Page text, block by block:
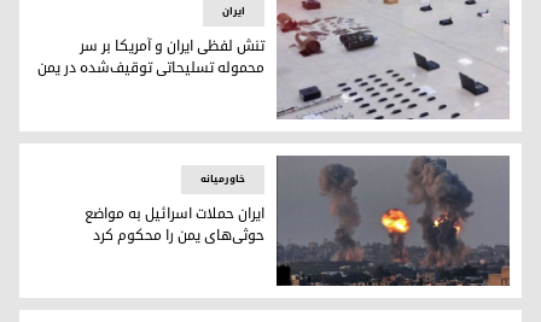
تنش لفظی ایران و آمریکا بر سر محموله تسلیحاتی توقیف‌شده
ایران
تنش لفظی ایران و آمریکا بر سر
محموله تسلیحاتی توقیف‌شده در یمن
حمله‌ی اسرائیل به یمن
خاورمیانه
ایران حملات اسرائیل به مواضع
حوثی‌های یمن را محکوم کرد